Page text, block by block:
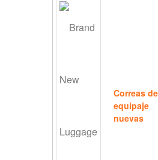
Correas de
equipaje
nuevas